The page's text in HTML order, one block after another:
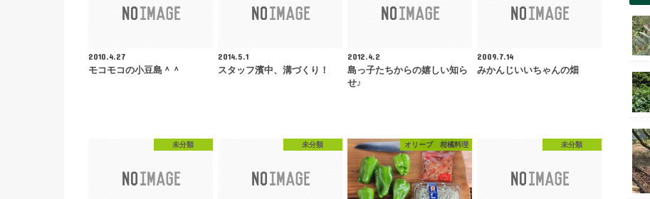
2010.4.27
モコモコの小豆島＾＾
2014.5.1
スタッフ濱中、溝づくり！
2012.4.2
島っ子たちからの嬉しい知ら
せ♪
2009.7.14
みかんじいいちゃんの畑
未分類 未分類 オリーブ 柑橘料理 未分類